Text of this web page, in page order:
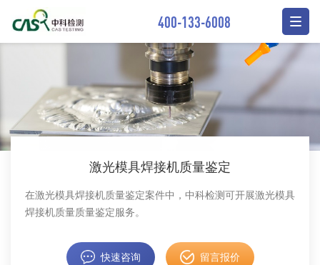
400-133-6008
激光模具焊接机质量鉴定
在激光模具焊接机质量鉴定案件中，中科检测可开展激光模具
焊接机质量质量鉴定服务。
快速咨询 留言报价